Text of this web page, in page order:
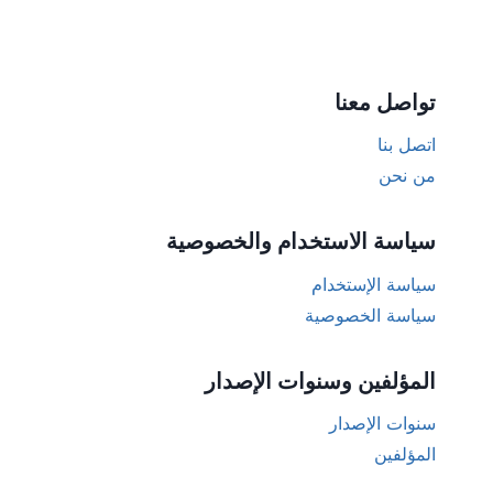
تواصل معنا
اتصل بنا
من نحن
سياسة الاستخدام والخصوصية
سياسة الإستخدام
سياسة الخصوصية
المؤلفين وسنوات الإصدار
سنوات الإصدار
المؤلفين